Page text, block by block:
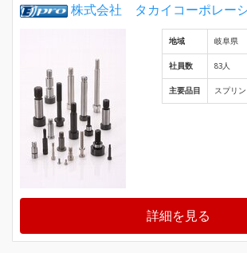
株式会社 タカイコーポレー
地域 岐阜県
社員数 83人
主要品目 スプリ
詳細を見る